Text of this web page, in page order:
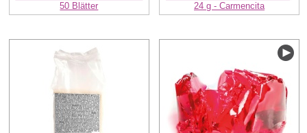
50 Blätter
24 g - Carmencita